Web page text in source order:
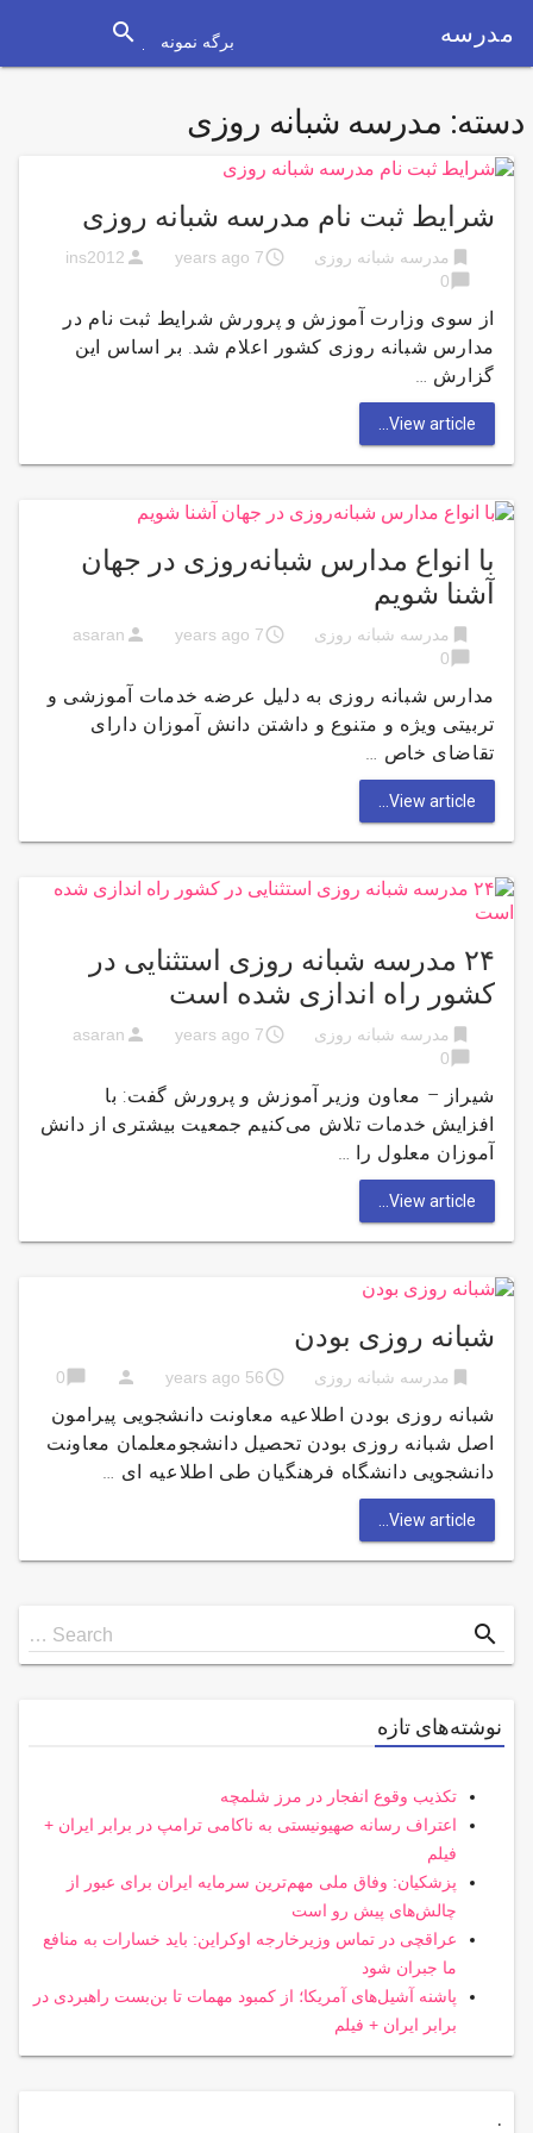
مدرسه برگه نمونه search
دسته: مدرسه شبانه روزی
شرایط ثبت نام مدرسه شبانه روزی
bookmark مدرسه شبانه روزی access_time
7 years ago
person
ins2012
chat_bubble
0
از سوی وزارت آموزش و پرورش شرایط ثبت نام در
مدارس شبانه روزی کشور اعلام شد. بر اساس این
گزارش …
View article...
با انواع مدارس شبانه‌روزی در جهان
آشنا شویم
bookmark مدرسه شبانه روزی access_time
7 years ago
person
asaran
0
مدارس شبانه روزی به دلیل عرضه خدمات آموزشی و
تربیتی ویژه و متنوع و داشتن دانش آموزان دارای
تقاضای خاص …
View article...
۲۴ مدرسه شبانه روزی استثنایی در
کشور راه اندازی شده است
bookmark مدرسه شبانه روزی access_time
7 years ago
person
asaran
0
شیراز – معاون وزیر آموزش و پرورش گفت: با
افزایش خدمات تلاش می‌کنیم جمعیت بیشتری از دانش
آموزان معلول را …
View article...
شبانه روزی بودن
bookmark مدرسه شبانه روزی access_time
56 years ago
person
chat_bubble
0
شبانه روزی بودن اطلاعیه معاونت دانشجویی پیرامون
اصل شبانه روزی بودن تحصیل دانشجومعلمان معاونت
دانشجویی دانشگاه فرهنگیان طی اطلاعیه ای …
View article...
Search
for
Search … search
نوشته‌های تازه
تکذیب وقوع انفجار در مرز شلمچه
اعتراف رسانه صهیونیستی به ناکامی ترامپ در برابر ایران +
فیلم
پزشکیان: وفاق ملی مهم‌ترین سرمایه ایران برای عبور از
چالش‌های پیش رو است
عراقچی در تماس وزیرخارجه اوکراین: باید خسارات به منافع
ما جبران شود
پاشنه آشیل‌های آمریکا؛ از کمبود مهمات تا بن‌بست راهبردی در
برابر ایران + فیلم
.